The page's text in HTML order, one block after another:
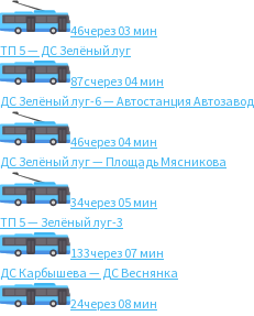
46через 03 мин
ТП 5 — ДС Зелёный луг
87счерез 04 мин
ДС Зелёный луг-6 — Автостанция
46через 04 мин
ДС Зелёный луг — Площадь Мясникова
34через 05 мин
ТП 5 — Зелёный луг-3
133через 07 мин
ДС Карбышева — ДС Веснянка
24через 08 мин